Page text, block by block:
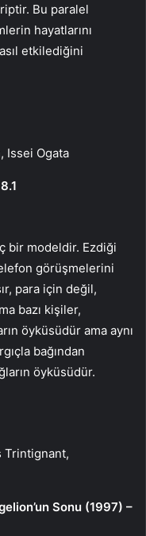
Bu paralel
hayatlarını
etkilediğini
Issei Ogata
bir modeldir. Ezdiği
görüşmelerini
para için değil,
bazı kişiler,
öyküsüdür ama aynı
bağından
öyküsüdür.
Trintignant,
Sonu (1997) –